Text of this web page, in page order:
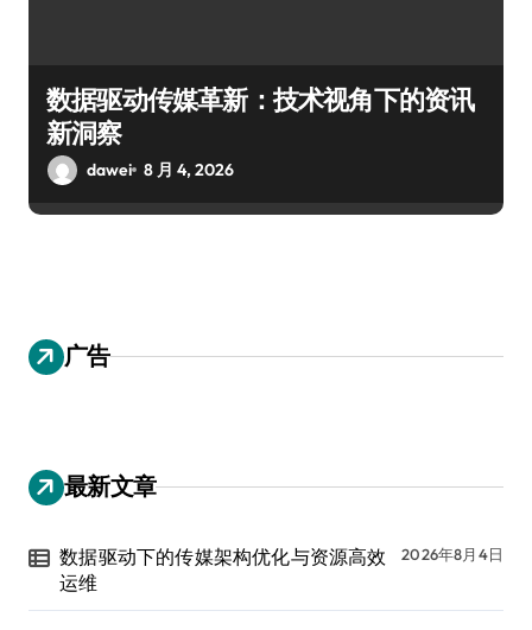
数据驱动传媒革新：技术视角下的资讯
新洞察
dawei 8 月 4, 2026
广告
最新文章
数据驱动下的传媒架构优化与资源高效
运维
2026年8月4日